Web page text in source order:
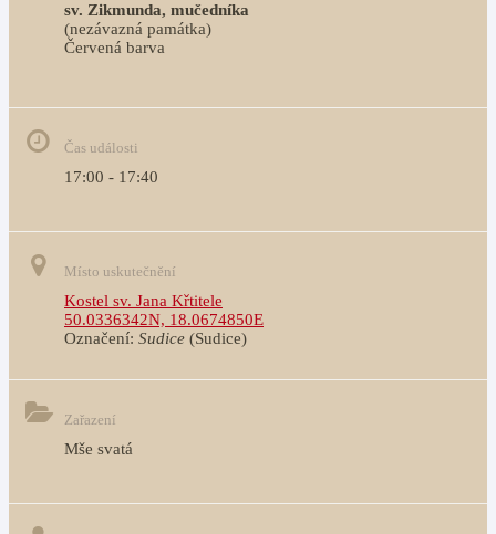
sv. Zikmunda, mučedníka
(nezávazná památka)
Červená barva
Čas události
17:00 - 17:40
Místo uskutečnění
Kostel sv. Jana Křtitele
50.0336342N, 18.0674850E
Označení: Sudice (Sudice)
Zařazení
Mše svatá